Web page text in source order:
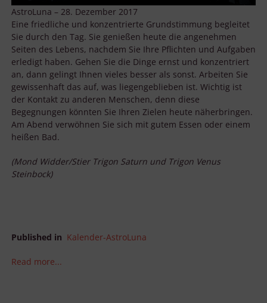
AstroLuna – 28. Dezember 2017
Eine friedliche und konzentrierte Grundstimmung begleitet
Sie durch den Tag. Sie genießen heute die angenehmen
Seiten des Lebens, nachdem Sie Ihre Pflichten und Aufgaben
erledigt haben. Gehen Sie die Dinge ernst und konzentriert
an, dann gelingt Ihnen vieles besser als sonst. Arbeiten Sie
gewissenhaft das auf, was liegengeblieben ist. Wichtig ist
der Kontakt zu anderen Menschen, denn diese
Begegnungen könnten Sie Ihren Zielen heute näherbringen.
Am Abend verwöhnen Sie sich mit gutem Essen oder einem
heißen Bad.
(Mond Widder/Stier Trigon Saturn und Trigon Venus
Steinbock)
Published in Kalender-AstroLuna
Read more...